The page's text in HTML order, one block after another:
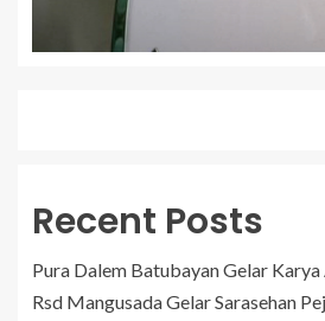
Recent Posts
Pura Dalem Batubayan Gelar Karya
Rsd Mangusada Gelar Sarasehan